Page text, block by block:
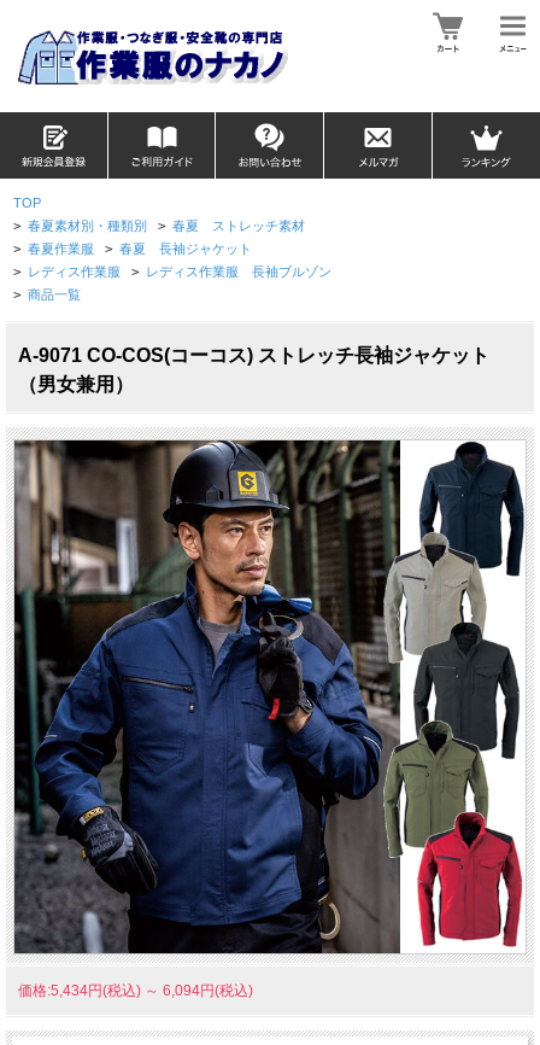
TOP
> 春夏素材別・種類別 > 春夏 ストレッチ素材
> 春夏作業服 > 春夏 長袖ジャケット
> レディス作業服 > レディス作業服 長袖ブルゾン
> 商品一覧
A-9071 CO-COS(コーコス) ストレッチ長袖ジャケット
（男女兼用）
価格:5,434円(税込) ～ 6,094円(税込)